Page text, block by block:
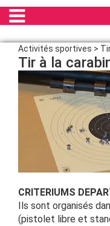
Activités sportives >
Tir à la
CRITERIUMS
Ils sont organisés
(pistolet libre et